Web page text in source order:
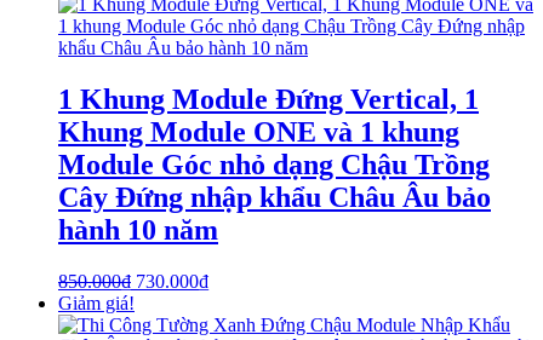
1 Khung Module Đứng Vertical, 1
Khung Module ONE và 1 khung
Module Góc nhỏ dạng Chậu Trồng
Cây Đứng nhập khẩu Châu Âu bảo
hành 10 năm
850.000₫ 730.000₫
Giảm giá!